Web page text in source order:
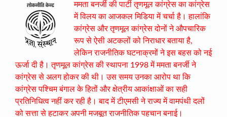
ममता बनर्जी की पार्टी तृणमूल कांग्रेस का कांग्रेस
में विलय का आजकल मिडिया में चर्चा है। हालांकि
कांग्रेस और तृणमूल कांग्रेस दोनों ने औपचारिक
रूप से ऐसी अटकलों को निराधार बताया है,
लेकिन राजनीतिक घटनाक्रमों ने इस बहस को नई
ऊर्जा दी है। तृणमूल कांग्रेस की स्थापना 1998 में ममता बनर्जी ने
कांग्रेस से अलग होकर की थी। उस समय उनका आरोप था कि
कांग्रेस पश्चिम बंगाल के हितों और क्षेत्रीय आकांक्षाओं का सही
प्रतिनिधित्व नहीं कर रही है। बाद में टीएमसी ने राज्य में वामपंथी दलों
को सत्ता से हटाकर अपनी मजबूत राजनीतिक पहचान बनाई।